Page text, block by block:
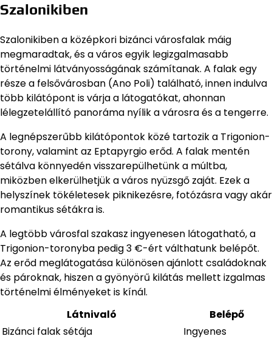
Szalonikiben
Szalonikiben a középkori bizánci városfalak máig
megmaradtak, és a város egyik legizgalmasabb
történelmi látványosságának számítanak. A falak egy
része a felsővárosban (Ano Poli) található, innen indulva
több kilátópont is várja a látogatókat, ahonnan
lélegzetelállító panoráma nyílik a városra és a tengerre.
A legnépszerűbb kilátópontok közé tartozik a Trigonion-
torony, valamint az Eptapyrgio erőd. A falak mentén
sétálva könnyedén visszarepülhetünk a múltba,
miközben elkerülhetjük a város nyüzsgő zaját. Ezek a
helyszínek tökéletesek piknikezésre, fotózásra vagy akár
romantikus sétákra is.
A legtöbb városfal szakasz ingyenesen látogatható, a
Trigonion-toronyba pedig 3 €-ért válthatunk belépőt.
Az erőd meglátogatása különösen ajánlott családoknak
és pároknak, hiszen a gyönyörű kilátás mellett izgalmas
történelmi élményeket is kínál.
Látnivaló
Belépő
Bizánci falak sétája
Ingyenes